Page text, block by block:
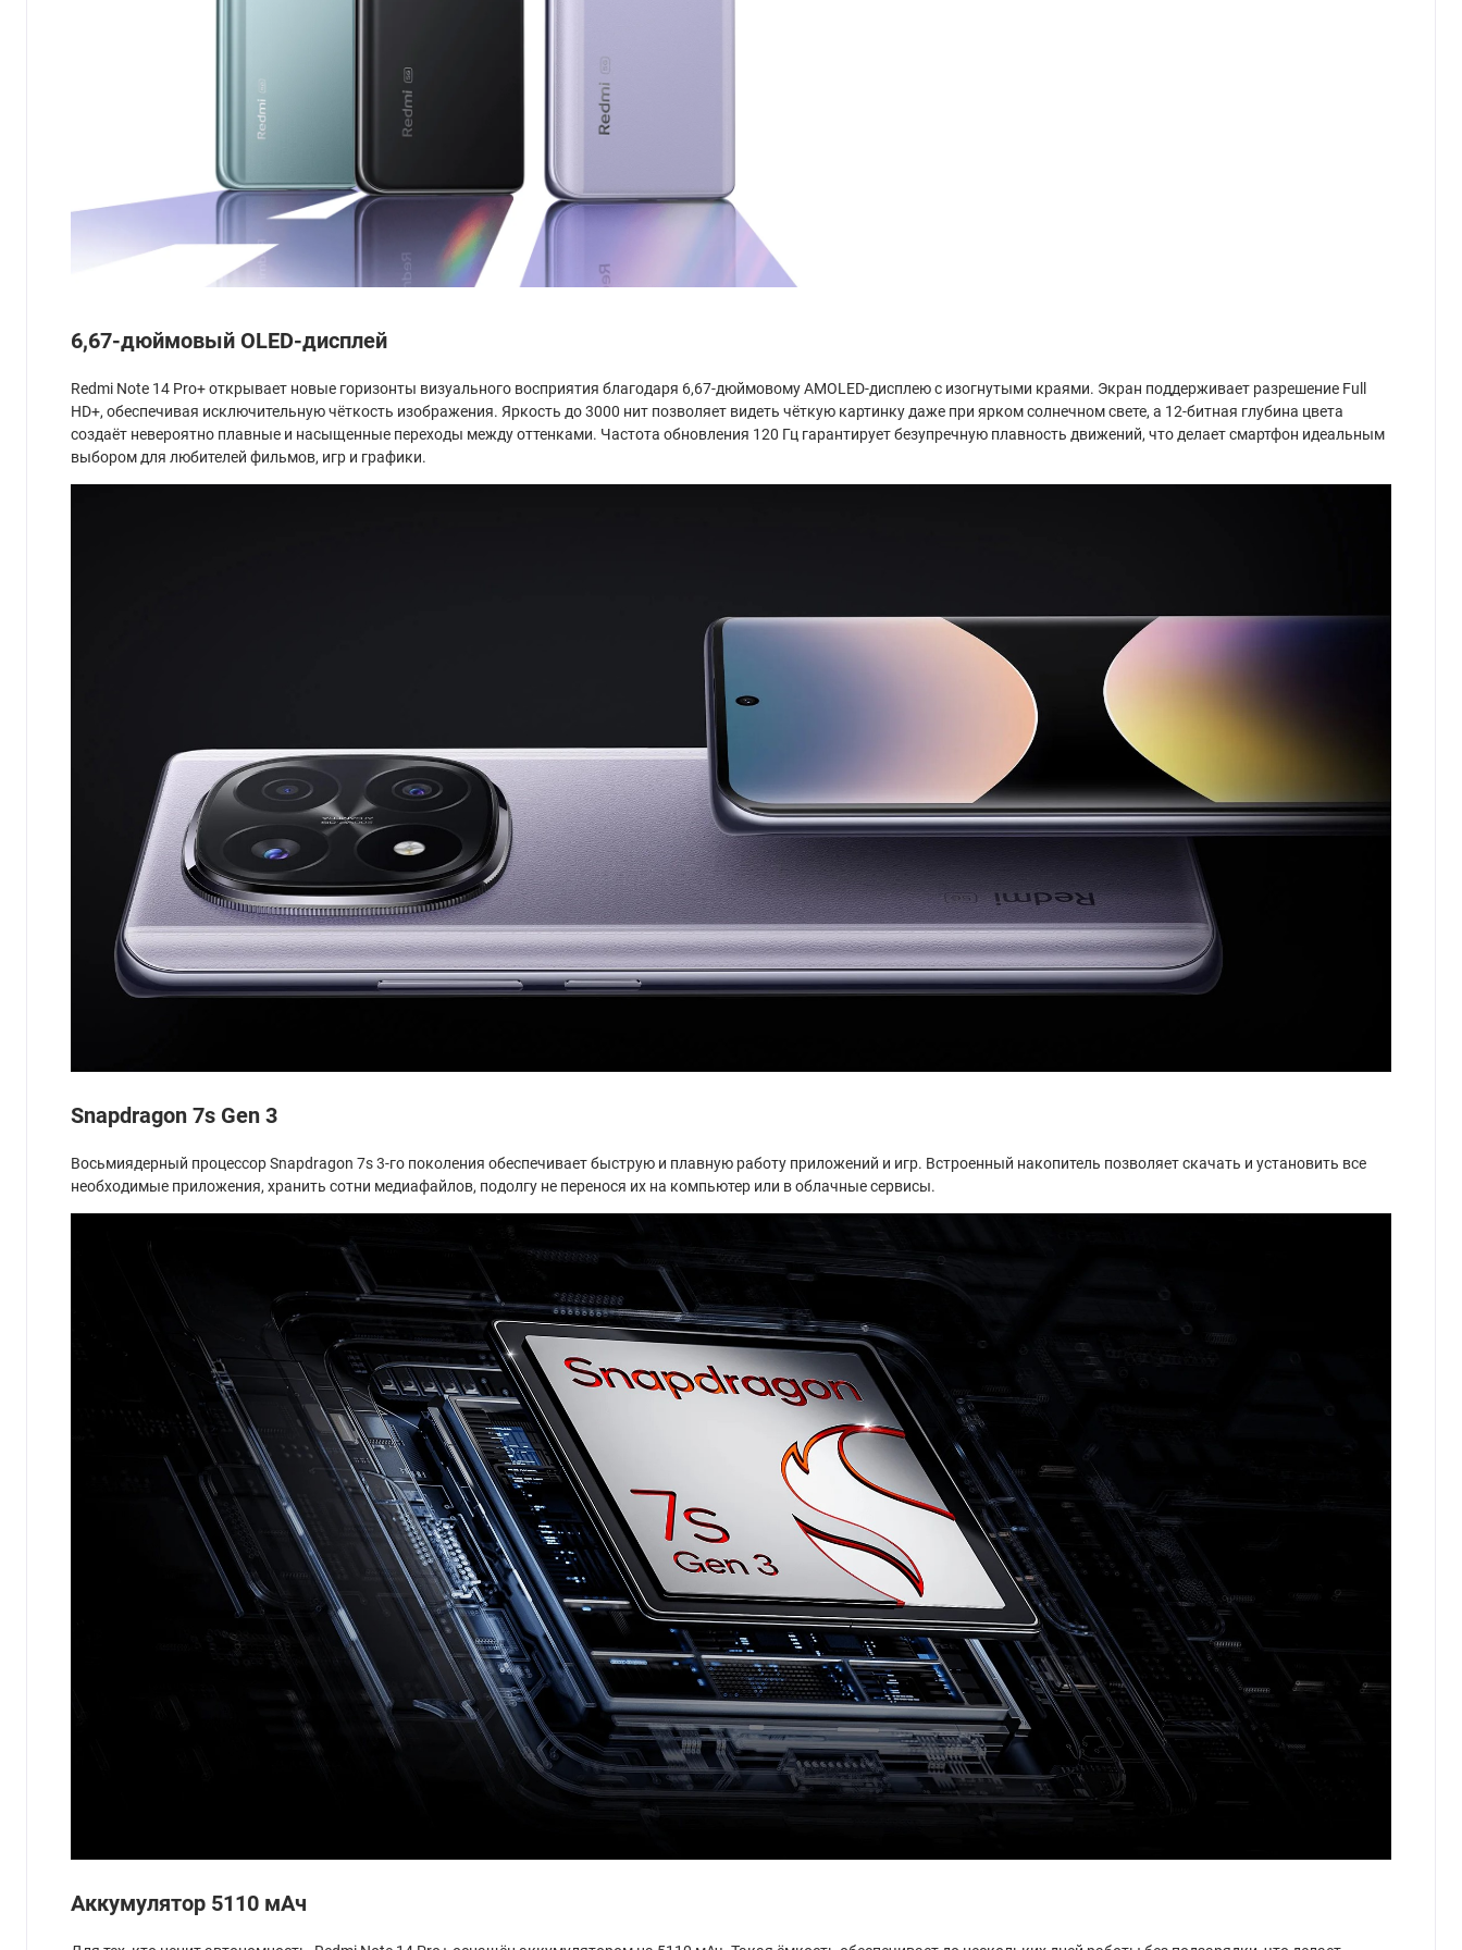
6,67-дюймовый OLED-дисплей
Redmi Note 14 Pro+ открывает новые горизонты визуального восприятия благодаря 6,67-дюймовому AMOLED-дисплею с изогнутыми краями. Экран поддерживает разрешение Full
HD+, обеспечивая исключительную чёткость изображения. Яркость до 3000 нит позволяет видеть чёткую картинку даже при ярком солнечном свете, а 12-битная глубина цвета
создаёт невероятно плавные и насыщенные переходы между оттенками. Частота обновления 120 Гц гарантирует безупречную плавность движений, что делает смартфон идеальным
выбором для любителей фильмов, игр и графики.
Snapdragon 7s Gen 3
Восьмиядерный процессор Snapdragon 7s 3-го поколения обеспечивает быструю и плавную работу приложений и игр. Встроенный накопитель позволяет скачать и установить все
необходимые приложения, хранить сотни медиафайлов, подолгу не перенося их на компьютер или в облачные сервисы.
Аккумулятор 5110 мАч